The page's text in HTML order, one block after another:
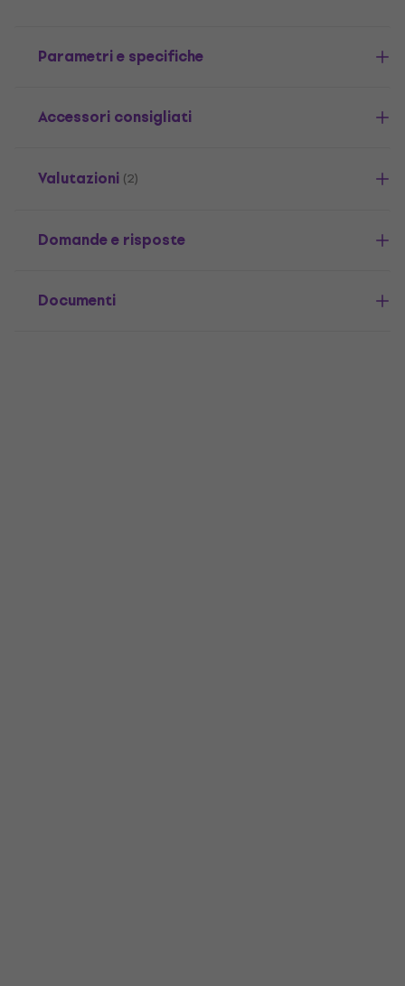
Parametri e specifiche
Accessori consigliati
Valutazioni (2)
Domande e risposte
Documenti